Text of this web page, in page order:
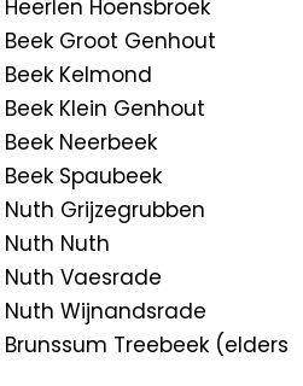
Hoensbroek
Groot Genhout
Kelmond
Klein Genhout
Neerbeek
Spaubeek
Grijzegrubben
Nuth
Vaesrade
Wijnandsrade
Treebeek (elders